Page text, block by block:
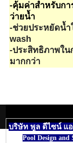
-คุ้มค่าสำหรับกา
ว่ายน้ำ
-ช่วยประหยัดน้ำ
wash
-ประสิทธิภาพใน
มากกว่า
บริษัท พูล ดีไซน์ แอ
Pool Design and